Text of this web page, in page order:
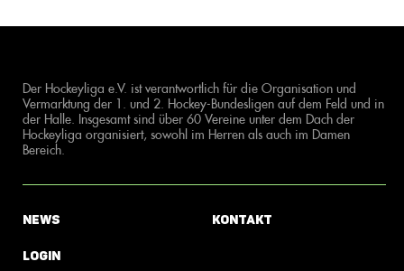
Der Hockeyliga e.V. ist verantwortlich für die Organisation und
Vermarktung der 1. und 2. Hockey-Bundesligen auf dem Feld und in
der Halle. Insgesamt sind über 60 Vereine unter dem Dach der
Hockeyliga organisiert, sowohl im Herren als auch im Damen
Bereich.
News
Login
Kontakt